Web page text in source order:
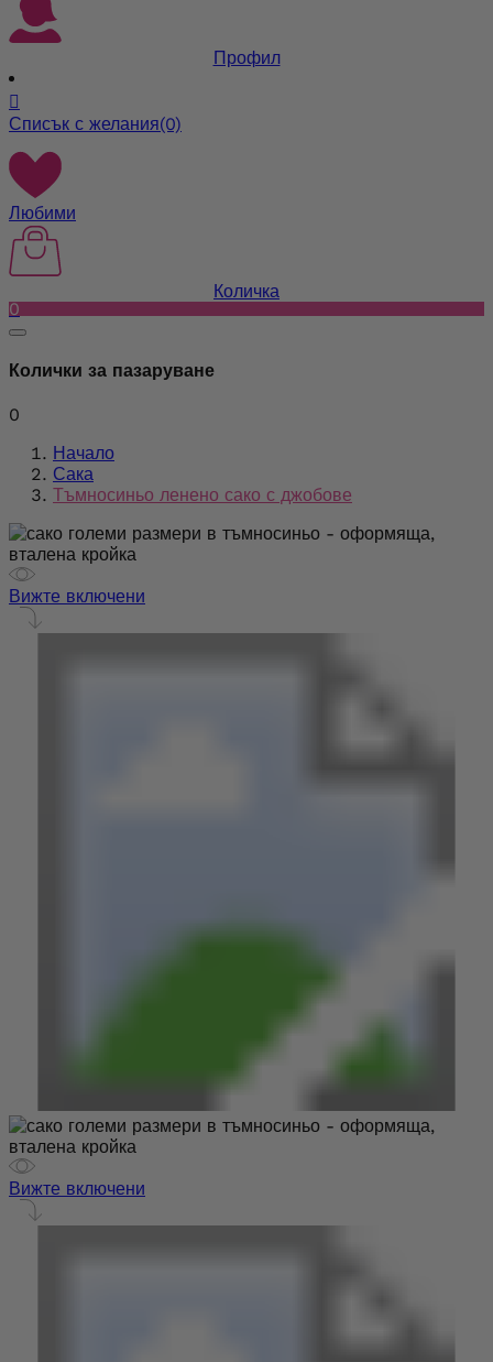
Профил

Списък с желания(0)
Любими
Количка
0
Колички за пазаруване
0
Начало
Сака
Тъмносиньо ленено сако с джобове
Вижте включени
Вижте включени